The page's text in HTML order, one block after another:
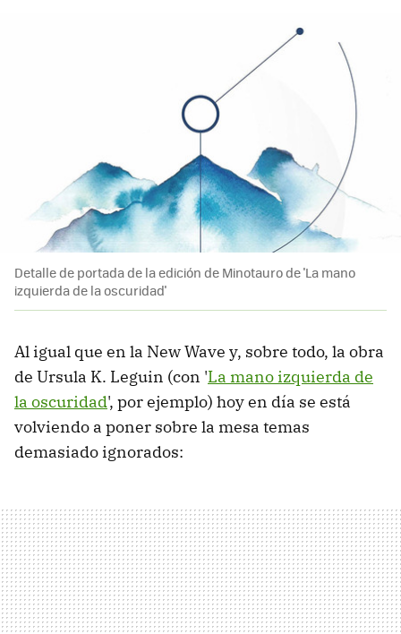
Detalle de portada de la edición de Minotauro de 'La mano
izquierda de la oscuridad'
Al igual que en la New Wave y, sobre todo, la obra
de Ursula K. Leguin (con 'La mano izquierda de
la oscuridad', por ejemplo) hoy en día se está
volviendo a poner sobre la mesa temas
demasiado ignorados: